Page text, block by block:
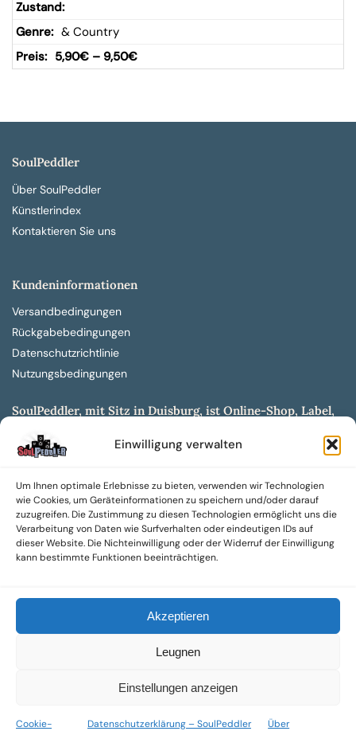
Einwilligung verwalten
Um Ihnen optimale Erlebnisse zu bieten, verwenden wir Technologien
wie Cookies, um Geräteinformationen zu speichern und/oder darauf
zuzugreifen. Die Zustimmung zu diesen Technologien ermöglicht uns die
Verarbeitung von Daten wie Surfverhalten oder eindeutigen IDs auf
dieser Website. Die Nichteinwilligung oder der Widerruf der Einwilligung
kann bestimmte Funktionen beeinträchtigen.
Akzeptieren
Leugnen
Einstellungen anzeigen
Cookie- Datenschutzerklärung – SoulPeddler Über
& Country
5,90€ – 9,50€
SoulPeddler
Über SoulPeddler
Künstlerindex
Kontaktieren Sie uns
Kundeninformationen
Versandbedingungen
Rückgabebedingungen
Datenschutzrichtlinie
Nutzungsbedingungen
SoulPeddler, mit Sitz in Duisburg, ist Online-Shop, Label,
entwickelt aus dem SoulPeddler Vinyl-Presswerk und
unserer Online-Gig-Plattform.
Wir bieten eine breite Auswahl an sowohl hochgradig
sammelwürdigen als auch Mainstream-Titeln und -Formaten auf
Vinyl, CD und weiteren Medien.
Sowohl neue als auch gebrauchte, nach Zustand bewertete
Wir setzen uns leidenschaftlich für unabhängige Künstler und
Labels ein und bieten hochwertige, maßgeschneiderte Lösungen
aus über 30 Jahren Erfahrung in der Musikindustrie.
SoulPeddler Mailorder, Records & Vinyl Production – DUBOX –
Nettirock – Nice Guy Records – MOVA Museum of Vinyl Arts
© 2025 SoulPeddler GmbH®